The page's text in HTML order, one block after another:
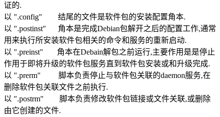
证的.
以 ".config" 结尾的文件是软件包的安装配置角本.
以 ".postinst" 角本是完成Debian包解开之后的配置工作,通常
用来执行所安装软件包相关的命令和服务的重新启动.
以 ".preinst" 角本在Debain解包之前运行,主要作用是是停止
作用于即将升级的软件包服务直到软件包安装或和升级完成.
以 ".prerm" 脚本负责停止与软件包关联的daemon服务,在
删除软件包关联文件之前执行.
以 ".postrm" 脚本负责修改软件包链接或文件关联,或删除
由它创建的文件.